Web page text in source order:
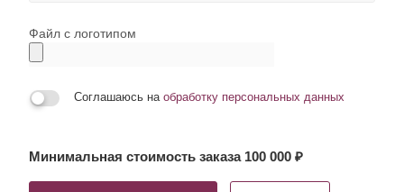
Файл с логотипом
Соглашаюсь на обработку персональных данных
Минимальная стоимость заказа 100 000 ₽